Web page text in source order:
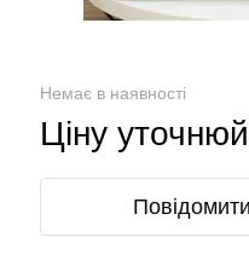
Немає в наявності
Ціну